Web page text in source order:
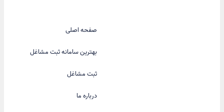
صفحه اصلی
بهترین سامانه ثبت مشاغل
ثبت مشاغل
درباره ما